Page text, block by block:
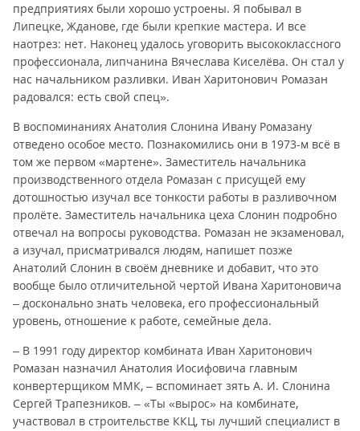
предприятиях были хорошо устроены. Я побывал в
Липецке, Жданове, где были крепкие мастера. И все
наотрез: нет. Наконец удалось уговорить высококлассного
профессионала, липчанина Вячеслава Киселёва. Он стал у
нас начальником разливки. Иван Харитонович Ромазан
радовался: есть свой спец».
В воспоминаниях Анатолия Слонина Ивану Ромазану
отведено особое место. Познакомились они в 1973-м всё в
том же первом «мартене». Заместитель начальника
производственного отдела Ромазан с присущей ему
дотошностью изучал все тонкости работы в разливочном
пролёте. Заместитель начальника цеха Слонин подробно
отвечал на вопросы руководства. Ромазан не экзаменовал,
а изучал, присматривался людям, напишет позже
Анатолий Слонин в своём дневнике и добавит, что это
вообще было отличительной чертой Ивана Харитоновича
– досконально знать человека, его профессиональный
уровень, отношение к работе, семейные дела.
– В 1991 году директор комбината Иван Харитонович
Ромазан назначил Анатолия Иосифовича главным
конвертерщиком ММК, – вспоминает зять А. И. Слонина
Сергей Трапезников. – «Ты «вырос» на комбинате,
участвовал в строительстве ККЦ, ты лучший специалист в